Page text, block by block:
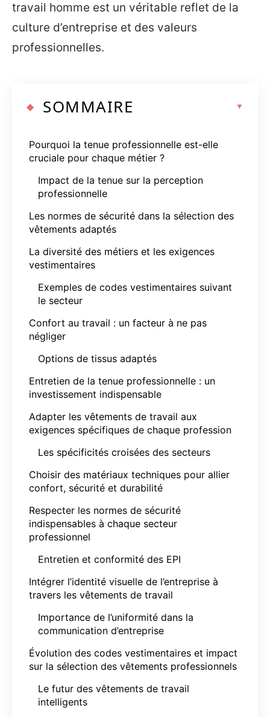
travail homme est un véritable reflet de la
culture d’entreprise et des valeurs
professionnelles.
SOMMAIRE
Pourquoi la tenue professionnelle est-elle
cruciale pour chaque métier ?
Impact de la tenue sur la perception
professionnelle
Les normes de sécurité dans la sélection des
vêtements adaptés
La diversité des métiers et les exigences
vestimentaires
Exemples de codes vestimentaires suivant
le secteur
Confort au travail : un facteur à ne pas
négliger
Options de tissus adaptés
Entretien de la tenue professionnelle : un
investissement indispensable
Adapter les vêtements de travail aux
exigences spécifiques de chaque profession
Les spécificités croisées des secteurs
Choisir des matériaux techniques pour allier
confort, sécurité et durabilité
Respecter les normes de sécurité
indispensables à chaque secteur
professionnel
Entretien et conformité des EPI
Intégrer l’identité visuelle de l’entreprise à
travers les vêtements de travail
Importance de l’uniformité dans la
communication d’entreprise
Évolution des codes vestimentaires et impact
sur la sélection des vêtements professionnels
Le futur des vêtements de travail
intelligents